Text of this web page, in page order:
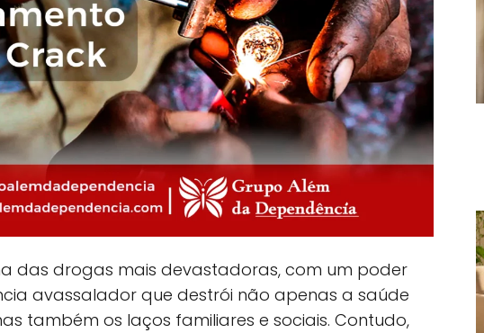
das drogas mais devastadoras, com um poder
avassalador que destrói não apenas a saúde
também os laços familiares e sociais. Contudo,